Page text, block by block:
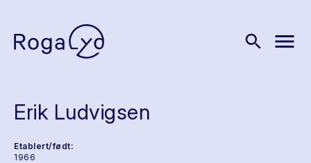
search menu
Erik Ludvigsen
Etablert/født:
1966